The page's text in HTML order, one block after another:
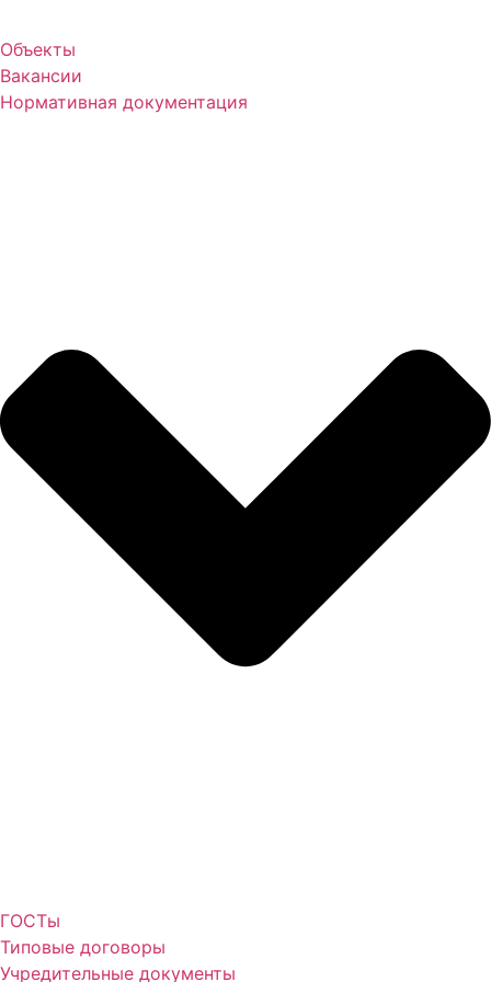
Объекты
Вакансии
Нормативная документация
ГОСТы
Типовые договоры
Учредительные документы